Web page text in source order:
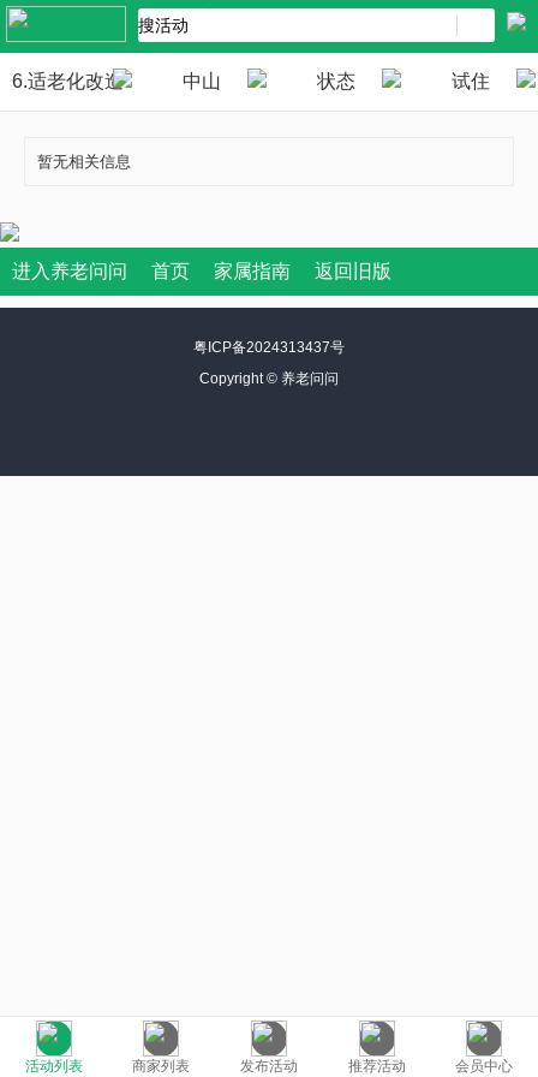
6.适老化改造 中山 状态 试住
暂无相关信息
活动列表 商家列表 发布活动 推荐活动 会员中心
进入养老问问 首页 家属指南 返回旧版
粤ICP备2024313437号
Copyright © 养老问问